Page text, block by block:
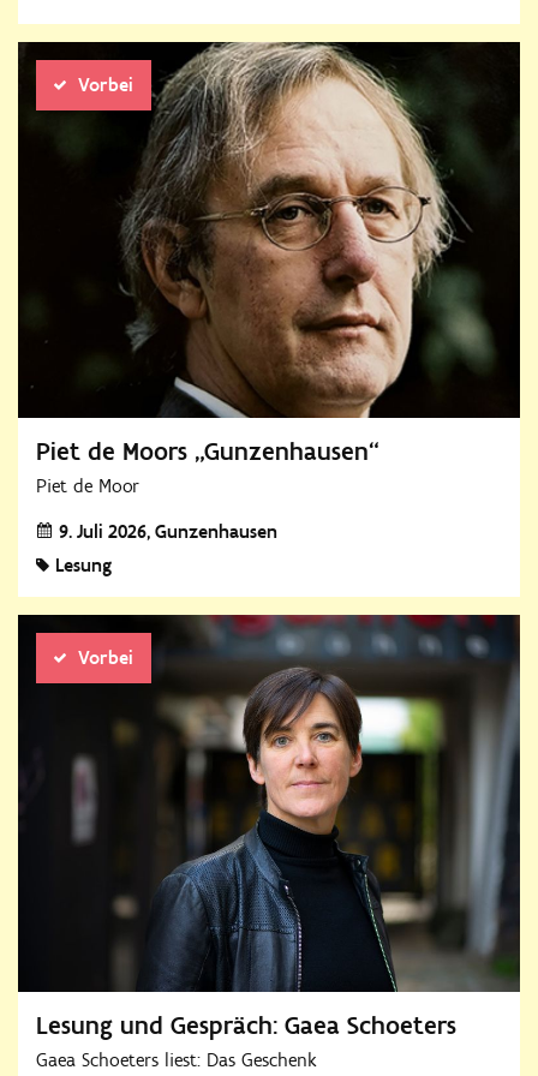
Vorbei
Piet de Moors „Gunzenhausen“
Piet de Moor
9. Juli 2026 Gunzenhausen
Lesung
Vorbei
Lesung und Gespräch: Gaea Schoeters
Gaea Schoeters liest: Das Geschenk